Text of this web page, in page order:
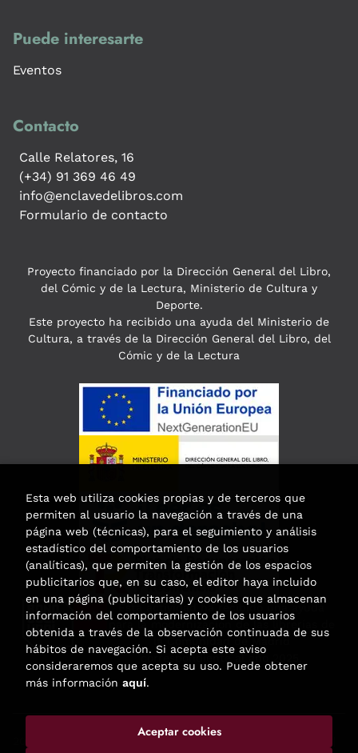
Puede interesarte
Eventos
Contacto
Calle Relatores, 16
(+34) 91 369 46 49
info@enclavedelibros.com
Formulario de contacto
Proyecto financiado por la Dirección General del Libro,
del Cómic y de la Lectura, Ministerio de Cultura y
Deporte.
Este proyecto ha recibido una ayuda del Ministerio de
Cultura, a través de la Dirección General del Libro, del
Cómic y de la Lectura
Esta actividad ha recibido una ayuda
para la modernización de las librerías de
la Comunidad de Madrid
correspondiente al año 2025.
. Todos los Derechos Reservados |
Esta web utiliza cookies propias y de terceros que
permiten al usuario la navegación a través de una
página web (técnicas), para el seguimiento y análisis
estadístico del comportamiento de los usuarios
(analíticas), que permiten la gestión de los espacios
publicitarios que, en su caso, el editor haya incluido
en una página (publicitarias) y cookies que almacenan
información del comportamiento de los usuarios
obtenida a través de la observación continuada de sus
hábitos de navegación. Si acepta este aviso
consideraremos que acepta su uso. Puede obtener
más información aquí.
Aceptar cookies